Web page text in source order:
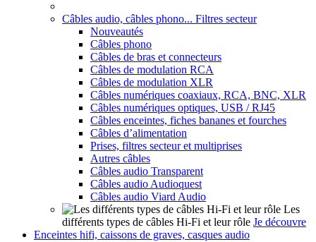
Câbles audio, câbles phono... Filtres secteur
Nouveautés
Câbles phono
Câbles de bras et connecteurs
Câbles de modulation RCA
Câbles de modulation XLR
Câbles numériques coaxiaux, RCA, BNC, XLR
Câbles numériques optiques, USB / RJ45
Câbles enceintes, fiches bananes et fourches
Câbles d’alimentation
Prises, filtres secteur et multiprises
Autres câbles
Câbles audio Transparent
Câbles audio Audioquest
Câbles audio Viard Audio
Les
différents types de câbles Hi-Fi et leur rôle Je découvre
Enceintes hifi, caissons de graves, casques audio